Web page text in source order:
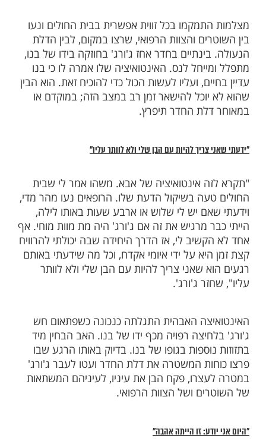
כולכם"
לא העז להיכנס לחדר והזמין מיד כוחות
למקום וניסו לדון עם ג'ורג' על פשרה
ניסיונותיהם לא צלחו, וג'ורג' סירב לשתף
ג'ורג' לעבר הדלת. צוותי תקשורת רבים
"פיקרינג נחוש להציל את חיי בנו. הוא
לא מת מוות מוחי", דווח בתקשורת.
בכל זווית אפשרית בבית החולים ונעו
והצוות הרפואי, שרצו במקום, לבין הדלת
בחדר אחז ג'ורג' בחוזקה בידו של בנו,
ועליו לעשות הכול כדי להוכיח זאת. הוא הבין
להישאר זמן רב במצב הזה; במוקדם או
החדר תיפרץ.